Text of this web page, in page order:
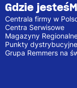
Gdzie
Centrala firmy w
Centra Serwisowe
Magazyny
Punkty dystrybucyjne
Grupa Remmers na